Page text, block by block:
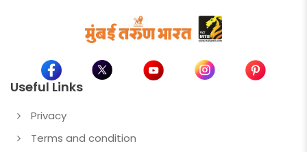
Useful Links
Privacy
Terms and condition